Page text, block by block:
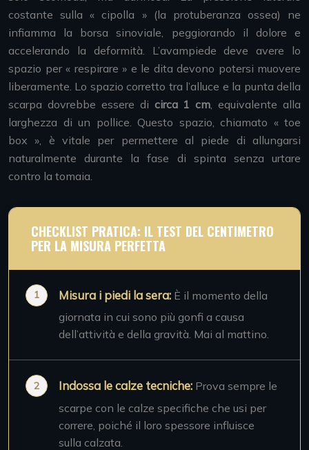
costante sulla « cipolla » (la protuberanza ossea) ne
infiamma la borsa sinoviale, peggiorando il dolore e
accelerando la deformità. L’avampiede deve avere lo
spazio per « respirare » e le dita devono potersi muovere
liberamente. Lo spazio corretto tra l’alluce e la punta della
scarpa dovrebbe essere di circa 1 cm, equivalente alla
larghezza di un pollice. Questo spazio, chiamato « toe
box », è vitale per permettere al piede di allungarsi
naturalmente durante la fase di spinta senza urtare
contro la tomaia.
CHECKLIST PRATICA: IL TEST DEL CENTIMETRO
PER LA MISURA PERFETTA
Misura i piedi la sera: È il momento della
giornata in cui sono più gonfi a causa
dell’attività e della gravità. Mai al mattino.
Indossa le calze tecniche: Prova sempre le
scarpe con le calze specifiche che usi per
correre, poiché il loro spessore influisce
sulla calzata.